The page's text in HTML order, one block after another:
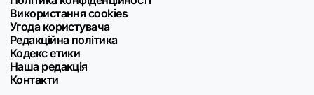
Використання cookies
Угода користувача
Редакційна політика
Кодекс етики
Наша редакція
Контакти